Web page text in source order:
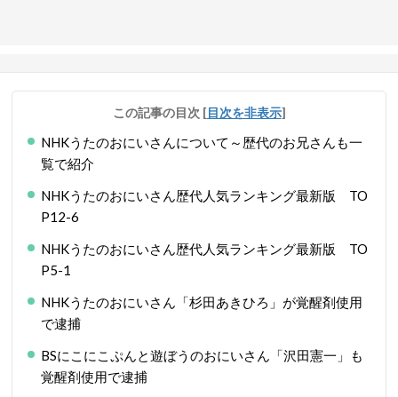
この記事の目次 [目次を非表示]
NHKうたのおにいさんについて～歴代のお兄さんも一
覧で紹介
NHKうたのおにいさん歴代人気ランキング最新版 TO
P12-6
NHKうたのおにいさん歴代人気ランキング最新版 TO
P5-1
NHKうたのおにいさん「杉田あきひろ」が覚醒剤使用
で逮捕
BSにこにこぷんと遊ぼうのおにいさん「沢田憲一」も
覚醒剤使用で逮捕